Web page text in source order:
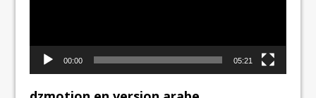
00:00 05:21